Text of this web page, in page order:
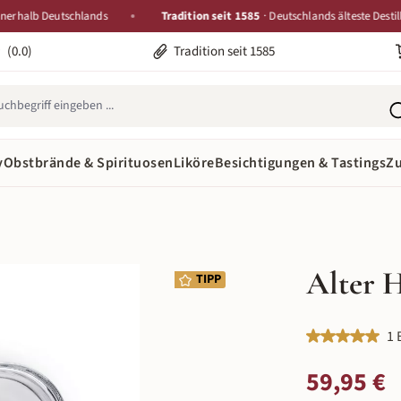
Deutschlands Tradition seit 1585 · Deutschlands älteste Destillerie
(0.0) Tradition seit 1585
Obstbrände & SpirituosenLiköreBesichtigungen & Tastings
TIPP Alter
1
Regulärer Preis:
59,95 €